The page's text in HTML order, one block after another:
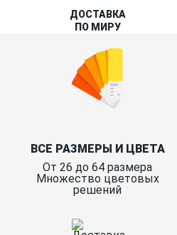
ДОСТАВКА
ПО МИРУ
ВСЕ РАЗМЕРЫ И ЦВЕТА
От 26 до 64 размера
Множество цветовых
решений